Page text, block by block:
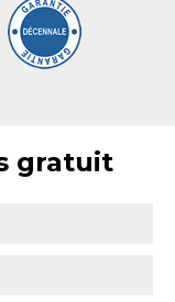
gratuit